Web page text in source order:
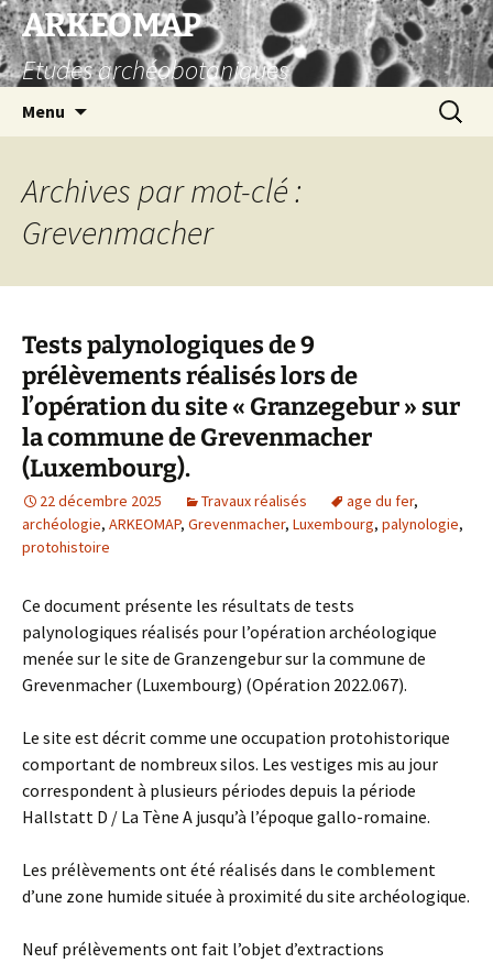
Aller
au
contenu
ARKEOMAP
Etudes archéobotaniques
Menu
Archives par mot-clé :
Grevenmacher
Tests palynologiques de 9
prélèvements réalisés lors de
l’opération du site « Granzegebur » sur
la commune de Grevenmacher
(Luxembourg).
22 décembre 2025 Travaux réalisés age du fer,
archéologie, ARKEOMAP, Grevenmacher, Luxembourg, palynologie,
protohistoire
Ce document présente les résultats de tests
palynologiques réalisés pour l’opération archéologique
menée sur le site de Granzengebur sur la commune de
Grevenmacher (Luxembourg) (Opération 2022.067).
Le site est décrit comme une occupation protohistorique
comportant de nombreux silos. Les vestiges mis au jour
correspondent à plusieurs périodes depuis la période
Hallstatt D / La Tène A jusqu’à l’époque gallo-romaine.
Les prélèvements ont été réalisés dans le comblement
d’une zone humide située à proximité du site archéologique.
Neuf prélèvements ont fait l’objet d’extractions